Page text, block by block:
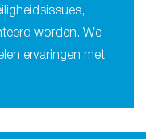
worden. We
ervaringen met